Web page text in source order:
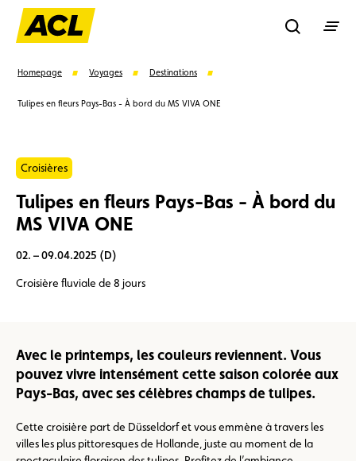
Rechercher
Suggestions
Carte membre Avantages
Vignette Location
Homepage Voyages Destinations
Tulipes en fleurs Pays-Bas - À bord du MS VIVA ONE
Croisières
Tulipes en fleurs Pays-Bas - À bord du
MS VIVA ONE
02. – 09.04.2025 (D)
Croisière fluviale de 8 jours
Avec le printemps, les couleurs reviennent. Vous
pouvez vivre intensément cette saison colorée aux
Pays-Bas, avec ses célèbres champs de tulipes.
Cette croisière part de Düsseldorf et vous emmène à travers les
villes les plus pittoresques de Hollande, juste au moment de la